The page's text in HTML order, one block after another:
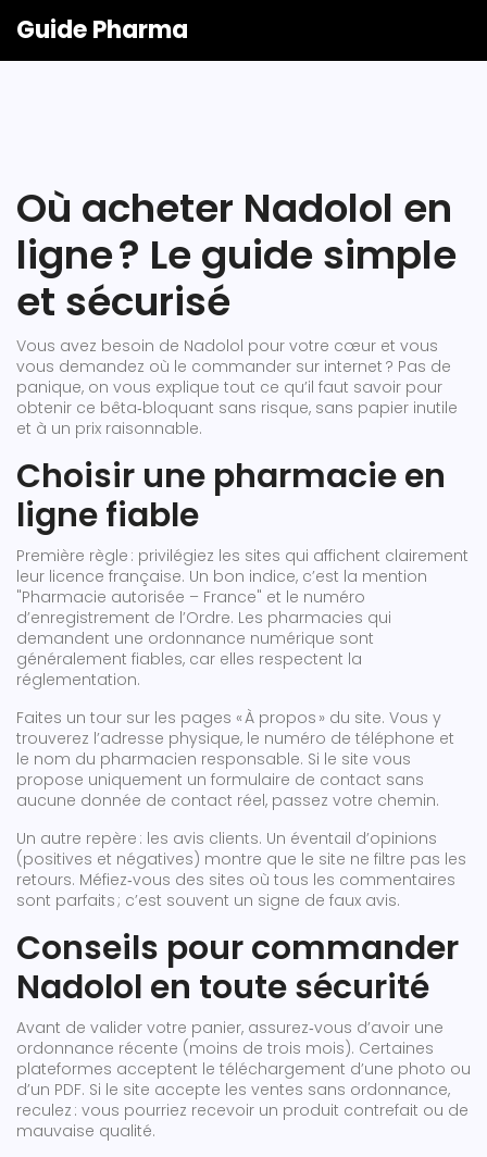
Guide Pharma
Où acheter Nadolol en
ligne ? Le guide simple
et sécurisé
Vous avez besoin de Nadolol pour votre cœur et vous
vous demandez où le commander sur internet ? Pas de
panique, on vous explique tout ce qu’il faut savoir pour
obtenir ce bêta‑bloquant sans risque, sans papier inutile
et à un prix raisonnable.
Choisir une pharmacie en
ligne fiable
Première règle : privilégiez les sites qui affichent clairement
leur licence française. Un bon indice, c’est la mention
"Pharmacie autorisée – France" et le numéro
d’enregistrement de l’Ordre. Les pharmacies qui
demandent une ordonnance numérique sont
généralement fiables, car elles respectent la
réglementation.
Faites un tour sur les pages « À propos » du site. Vous y
trouverez l’adresse physique, le numéro de téléphone et
le nom du pharmacien responsable. Si le site vous
propose uniquement un formulaire de contact sans
aucune donnée de contact réel, passez votre chemin.
Un autre repère : les avis clients. Un éventail d’opinions
(positives et négatives) montre que le site ne filtre pas les
retours. Méfiez‑vous des sites où tous les commentaires
sont parfaits ; c’est souvent un signe de faux avis.
Conseils pour commander
Nadolol en toute sécurité
Avant de valider votre panier, assurez‑vous d’avoir une
ordonnance récente (moins de trois mois). Certaines
plateformes acceptent le téléchargement d’une photo ou
d’un PDF. Si le site accepte les ventes sans ordonnance,
reculez : vous pourriez recevoir un produit contrefait ou de
mauvaise qualité.